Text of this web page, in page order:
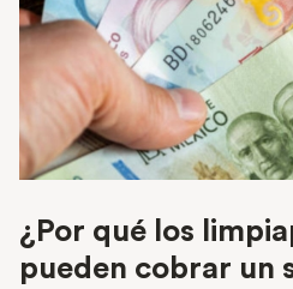
¿Por qué los
pueden cobrar un